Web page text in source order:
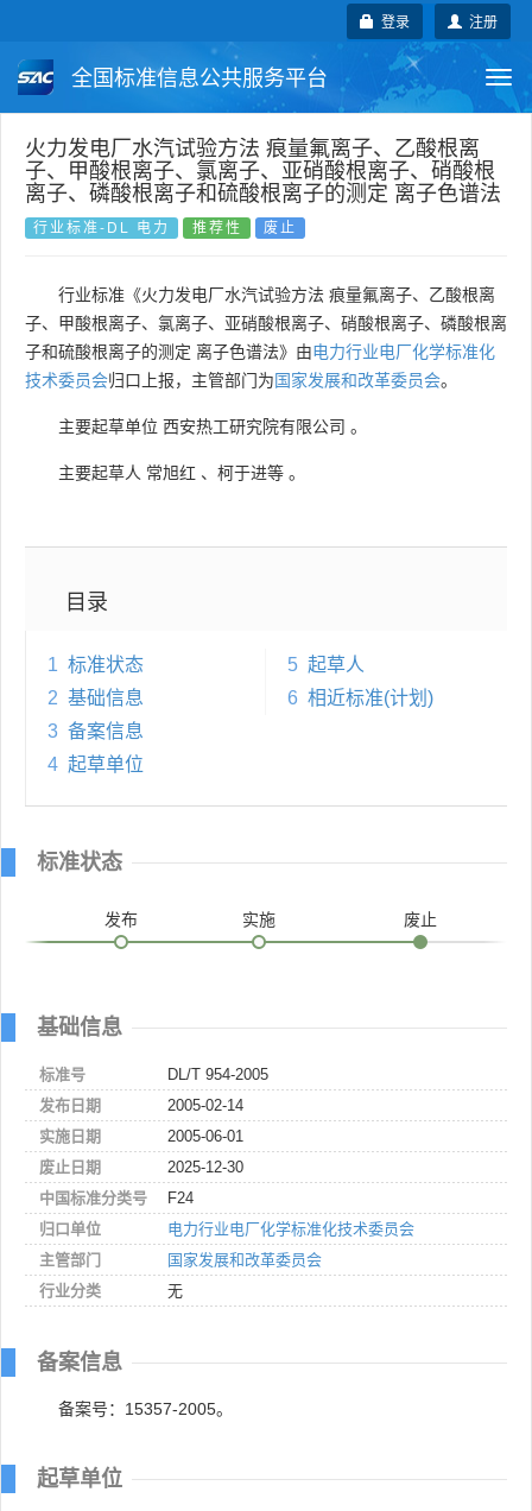
注册
登录
全国标准信息公共服务平台
国家标准 行业标准 地方标准
团体标准 企业标准 国际标准
火力发电厂水汽试验方法 痕量氟离子、乙酸根离
子、甲酸根离子、氯离子、亚硝酸根离子、硝酸根
离子、磷酸根离子和硫酸根离子的测定 离子色谱法
行业标准-DL 电力 推荐性 废止
行业标准《火力发电厂水汽试验方法 痕量氟离子、乙酸根离
子、甲酸根离子、氯离子、亚硝酸根离子、硝酸根离子、磷酸根离
子和硫酸根离子的测定 离子色谱法》由电力行业电厂化学标准化
技术委员会归口上报，主管部门为国家发展和改革委员会。
主要起草单位 西安热工研究院有限公司 。
主要起草人 常旭红 、 柯于进等 。
目录
1 标准状态
2 基础信息
3 备案信息
4 起草单位
5 起草人
6 相近标准(计划)
标准状态
发布 实施 废止
基础信息
标准号
DL/T 954-2005
发布日期
2005-02-14
实施日期
2005-06-01
废止日期
2025-12-30
中国标准分类号
F24
归口单位
电力行业电厂化学标准化技术委员会
主管部门
国家发展和改革委员会
行业分类
无
备案信息
备案号：15357-2005。
起草单位